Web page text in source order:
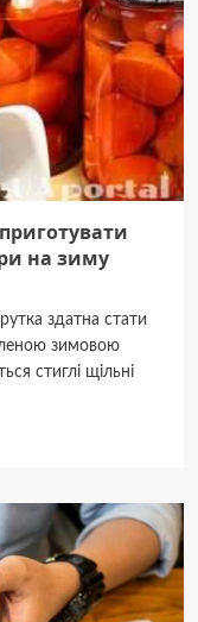
на зиму
здатна стати
зимовою
стиглі щільні